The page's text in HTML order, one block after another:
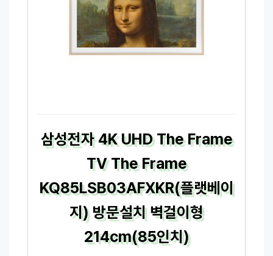
삼성전자 4K UHD The Frame
TV The Frame
KQ85LSB03AFXKR(플랫베이
지) 방문설치 벽걸이형
214cm(85인치)